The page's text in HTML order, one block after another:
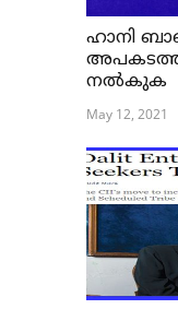
ഹാനി
നൽകുക
May 12, 2021